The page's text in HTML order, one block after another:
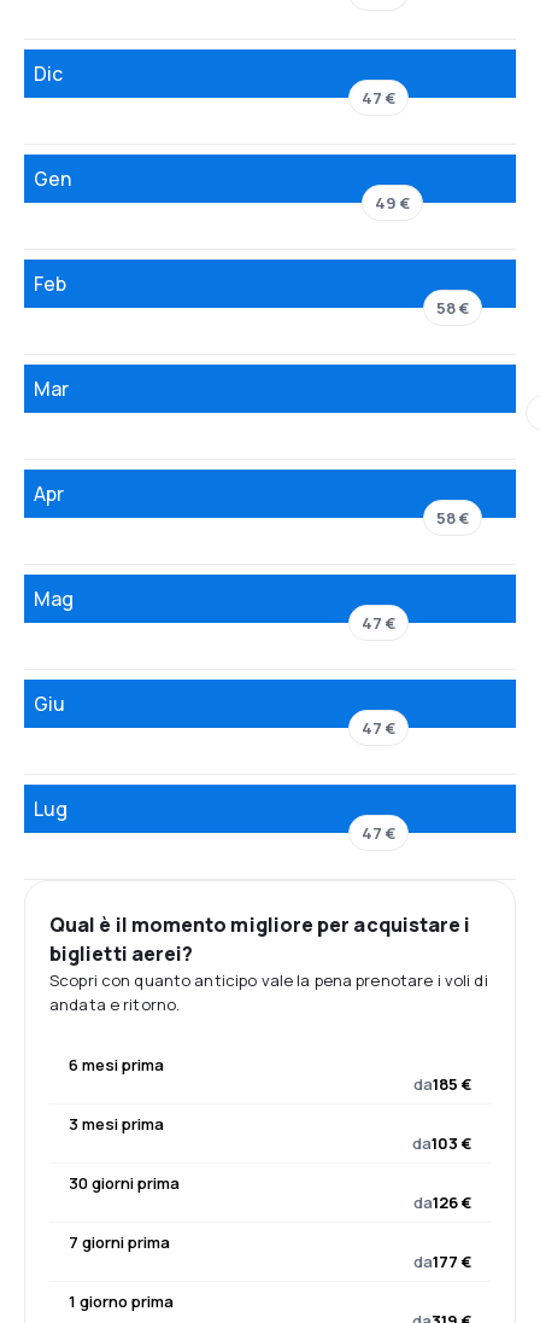
Dic
47 €
Gen
49 €
Feb
58 €
Mar
Apr
58 €
Mag
47 €
Giu
47 €
Lug
47 €
Qual è il momento migliore per acquistare i
biglietti aerei?
Scopri con quanto anticipo vale la pena prenotare i voli di
andata e ritorno.
6 mesi prima
da185 €
3 mesi prima
da103 €
30 giorni prima
da126 €
7 giorni prima
da177 €
1 giorno prima